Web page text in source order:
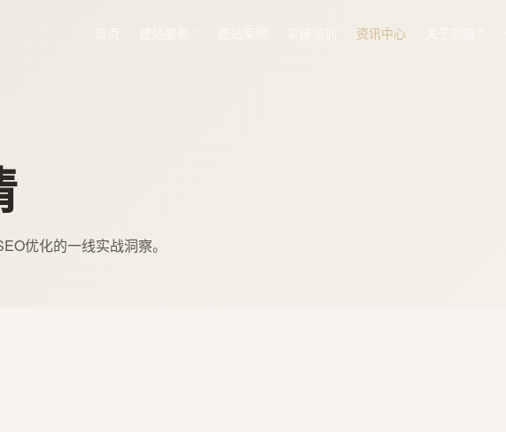
资讯中心
优化的一线实战洞察。